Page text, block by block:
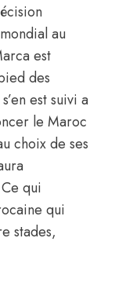
au
est
des
est suivi a
le Maroc
choix de ses
qui
qui
stades,